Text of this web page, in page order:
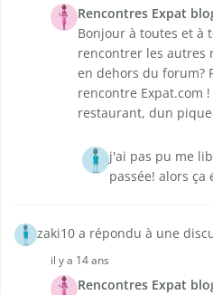
Rencontres Expat
Bonjour à toutes et à
rencontrer les autres
en dehors du forum?
rencontre Expat.com !
restaurant, dun
j'ai pas pu me
passée! alors ça
zaki10 a répondu à une
il y a 14 ans
Rencontres Expat